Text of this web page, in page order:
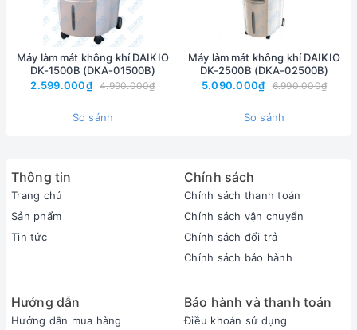
Nội
800A
Máy làm mát không khí DAIKIO
DK-1500B (DKA-01500B)
2.599.000₫
4.990.000₫
So sánh
Máy làm mát không khí DAIKIO
DK-2500B (DKA-02500B)
5.090.000₫
6.990.000₫
So sánh
Thông tin
Trang chủ
Sản phẩm
Tin tức
Chính sách
Chính sách thanh toán
Chính sách vận chuyển
Chính sách đổi trả
Chính sách bảo hành
Hướng dẫn
Hướng dẫn mua hàng
Bảo hành và thanh toán
Điều khoản sử dụng